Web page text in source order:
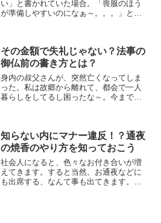
い」と書かれていた場合。「喪服のほう
が準備しやすいのになぁ～。。。」と思
の平服についてのお話でし...
その金額で失礼じゃない？法事の
御仏前の書き方とは？
身内の叔父さんが、突然亡くなってしま
った。私は故郷から離れて、都会で一人
暮らしをしてるし困ったな～。今までな
さんいると思います。多少の...
知らない内にマナー違反！？通夜
の焼香のやり方を知っておこう
社会人になると、色々なお付き合いが増
えてきます。すると当然、お通夜などに
も出席する、なんて事も出てきます。わ